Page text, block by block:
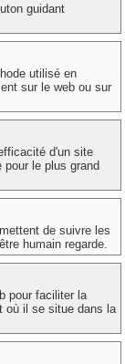
guidant
utilisé en
sur le web ou sur
d'un site
le plus grand
de suivre les
humain regarde.
pour faciliter la
où il se situe dans la